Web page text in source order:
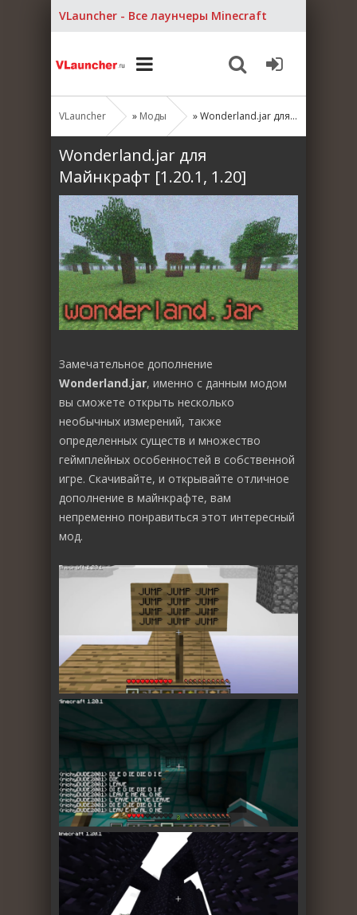
VLauncher - Все лаунчеры Minecraft
VLauncher » Моды » Wonderland.jar для Майнкрафт [1.20.1, 1.20]
Wonderland.jar для
Майнкрафт [1.20.1, 1.20]
Замечательное дополнение
Wonderland.jar, именно с данным модом
вы сможете открыть несколько
необычных измерений, также
определенных существ и множество
геймплейных особенностей в собственной
игре. Скачивайте, и открывайте отличное
дополнение в майнкрафте, вам
непременно понравиться этот интересный
мод.